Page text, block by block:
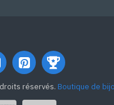
réservés. Boutique de